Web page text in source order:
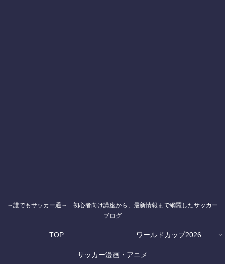
～誰でもサッカー通～ 初心者向け講座から、最新情報まで網羅したサッカー
ブログ
TOP ワールドカップ2026
サッカー漫画・アニメ